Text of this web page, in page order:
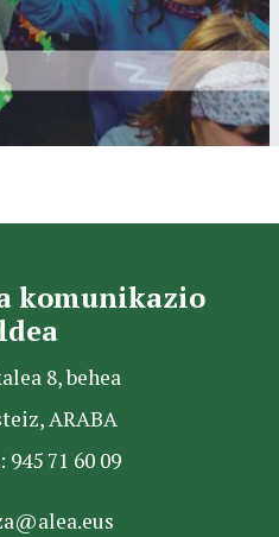
komunikazio
8, behea
ARABA
71 60 09